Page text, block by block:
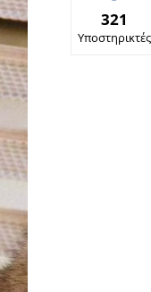
321
Υποστηρικτές